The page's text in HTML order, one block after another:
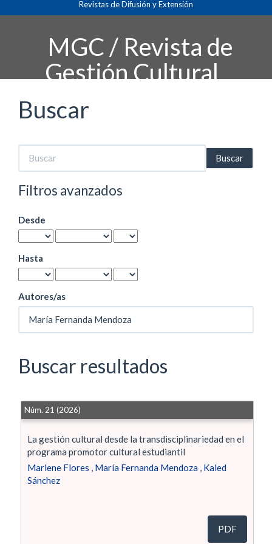
principal
principal
lateral
Revistas de Difusión y Extensión
MGC / Revista de
Gestión Cultural
Buscar
Buscar
artículos
por
Filtros avanzados
Desde
Hasta
Autores/as
Buscar resultados
La gestión cultural desde la transdisciplinariedad en el
programa promotor cultural estudiantil
Marlene Flores , María Fernanda Mendoza, Kaled
Sánchez
Núm. 21 (2026)
PDF